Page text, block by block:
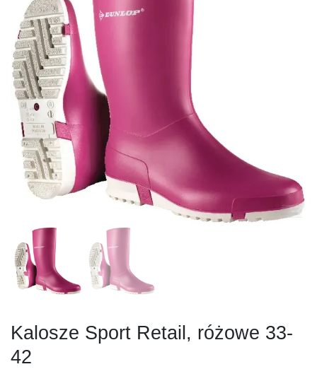
Kalosze Sport Retail, różowe 33-
42